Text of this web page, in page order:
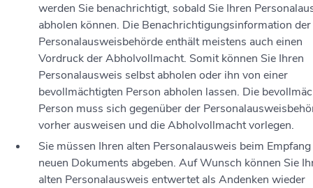
werden Sie benachrichtigt, sobald Sie Ihren
abholen können. Die Benachrichtigungsinformation der
Personalausweisbehörde enthält meistens auch einen
Vordruck der Abholvollmacht. Somit können Sie Ihren
Personalausweis selbst abholen oder ihn von einer
bevollmächtigten Person abholen lassen. Die
Person muss sich gegenüber der
vorher ausweisen und die Abholvollmacht vorlegen.
Sie müssen Ihren alten Personalausweis beim
neuen Dokuments abgeben. Auf Wunsch können Sie
alten Personalausweis entwertet als Andenken wieder